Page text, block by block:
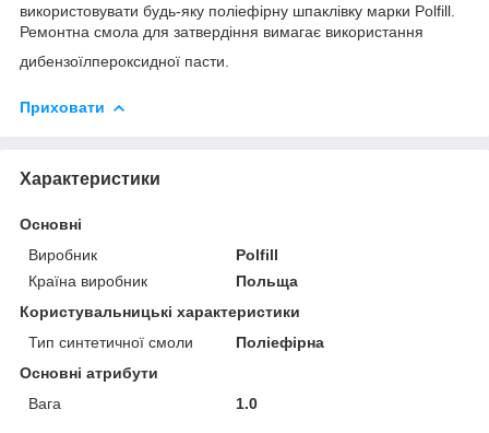
використовувати будь-яку поліефірну шпаклівку марки Polfill.
Ремонтна смола для затвердіння вимагає використання
дибензоїлпероксидної пасти.
Приховати
Характеристики
Основні
Виробник
Polfill
Країна виробник
Польща
Користувальницькі характеристики
Тип синтетичної смоли
Поліефірна
Основні атрибути
Вага
1.0